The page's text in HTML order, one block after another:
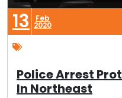
13 Feb
2020
Police Arrest
In Northeast